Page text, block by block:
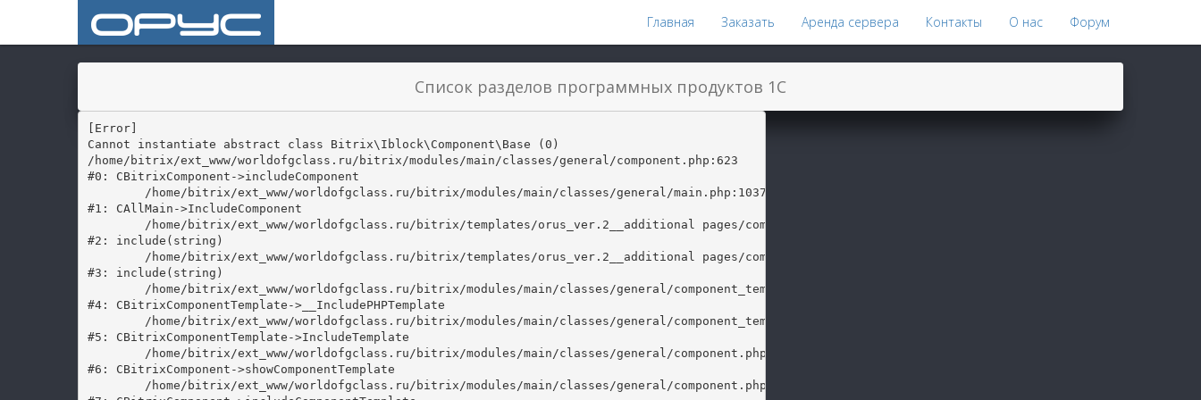
Главная Заказать Аренда сервера Контакты О нас Форум
Список разделов программных продуктов 1С
[Error]
Cannot instantiate abstract class Bitrix\Iblock\Component\Base (0)
/home/bitrix/ext_www/worldofgclass.ru/bitrix/modules/main/classes/general/component.php:623
#0: CBitrixComponent->includeComponent
#1: CAllMain->IncludeComponent
#2: include(string)
#3: include(string)
#4: CBitrixComponentTemplate->__IncludePHPTemplate
#5: CBitrixComponentTemplate->IncludeTemplate
#6: CBitrixComponent->showComponentTemplate